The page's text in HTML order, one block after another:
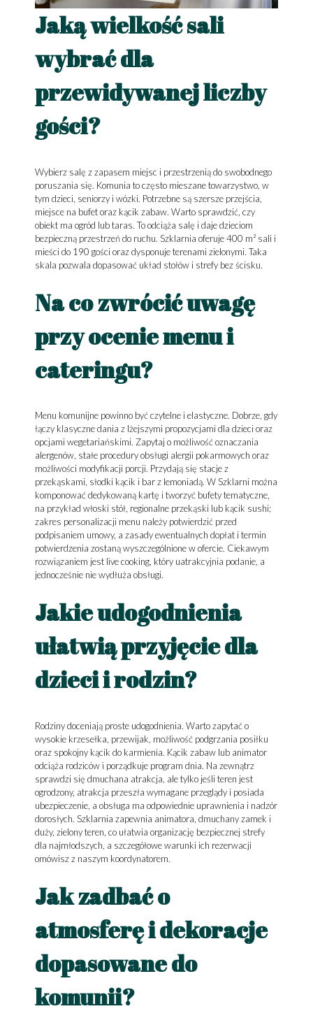
Jaką wielkość sali
wybrać dla
przewidywanej liczby
gości?
Wybierz salę z zapasem miejsc i przestrzenią do swobodnego
poruszania się. Komunia to często mieszane towarzystwo, w
tym dzieci, seniorzy i wózki. Potrzebne są szersze przejścia,
miejsce na bufet oraz kącik zabaw. Warto sprawdzić, czy
obiekt ma ogród lub taras. To odciąża salę i daje dzieciom
bezpieczną przestrzeń do ruchu. Szklarnia oferuje 400 m² sali i
mieści do 190 gości oraz dysponuje terenami zielonymi. Taka
skala pozwala dopasować układ stołów i strefy bez ścisku.
Na co zwrócić uwagę
przy ocenie menu i
cateringu?
Menu komunijne powinno być czytelne i elastyczne. Dobrze, gdy
łączy klasyczne dania z lżejszymi propozycjami dla dzieci oraz
opcjami wegetariańskimi. Zapytaj o możliwość oznaczania
alergenów, stałe procedury obsługi alergii pokarmowych oraz
możliwości modyfikacji porcji. Przydają się stacje z
przekąskami, słodki kącik i bar z lemoniadą. W Szklarni można
komponować dedykowaną kartę i tworzyć bufety tematyczne,
na przykład włoski stół, regionalne przekąski lub kącik sushi;
zakres personalizacji menu należy potwierdzić przed
podpisaniem umowy, a zasady ewentualnych dopłat i termin
potwierdzenia zostaną wyszczególnione w ofercie. Ciekawym
rozwiązaniem jest live cooking, który uatrakcyjnia podanie, a
jednocześnie nie wydłuża obsługi.
Jakie udogodnienia
ułatwią przyjęcie dla
dzieci i rodzin?
Rodziny doceniają proste udogodnienia. Warto zapytać o
wysokie krzesełka, przewijak, możliwość podgrzania posiłku
oraz spokojny kącik do karmienia. Kącik zabaw lub animator
odciąża rodziców i porządkuje program dnia. Na zewnątrz
sprawdzi się dmuchana atrakcja, ale tylko jeśli teren jest
ogrodzony, atrakcja przeszła wymagane przeglądy i posiada
ubezpieczenie, a obsługa ma odpowiednie uprawnienia i nadzór
dorosłych. Szklarnia zapewnia animatora, dmuchany zamek i
duży, zielony teren, co ułatwia organizację bezpiecznej strefy
dla najmłodszych, a szczegółowe warunki ich rezerwacji
omówisz z naszym koordynatorem.
Jak zadbać o
atmosferę i dekoracje
dopasowane do
komunii?